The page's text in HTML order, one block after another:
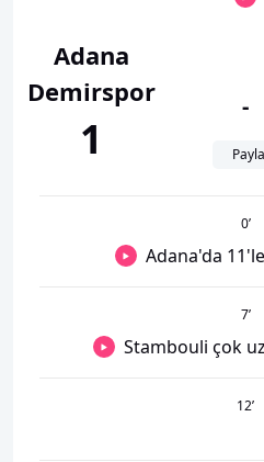
Adana
Demirspor
1
-
0’
Adana'da
7’
Stambouli çok
12’